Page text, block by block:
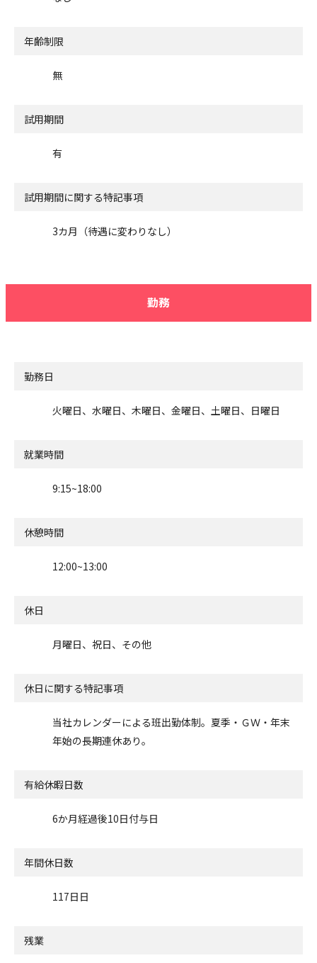
年齢制限
無
試用期間
有
試用期間に関する特記事項
3カ月（待遇に変わりなし）
勤務
勤務日
火曜日、水曜日、木曜日、金曜日、土曜日、日曜日
就業時間
9:15~18:00
休憩時間
12:00~13:00
休日
月曜日、祝日、その他
休日に関する特記事項
当社カレンダーによる班出勤体制。夏季・ＧＷ・年末
年始の長期連休あり。
有給休暇日数
6か月経過後10日付与日
年間休日数
117日日
残業